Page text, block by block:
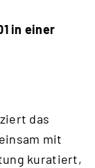
in einer
das
mit
kuratiert,